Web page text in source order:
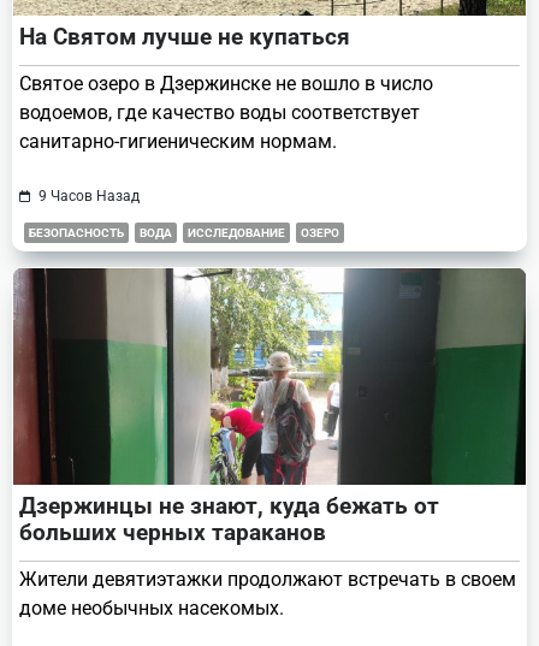
На Святом лучше не купаться
Святое озеро в Дзержинске не вошло в число
водоемов, где качество воды соответствует
санитарно-гигиеническим нормам.
9 Часов Назад
БЕЗОПАСНОСТЬ ВОДА ИССЛЕДОВАНИЕ ОЗЕРО
Дзержинцы не знают, куда бежать от
больших черных тараканов
Жители девятиэтажки продолжают встречать в своем
доме необычных насекомых.